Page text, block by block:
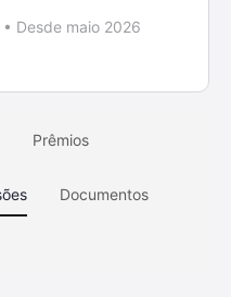
• Desde maio 2026
Prêmios
Documentos